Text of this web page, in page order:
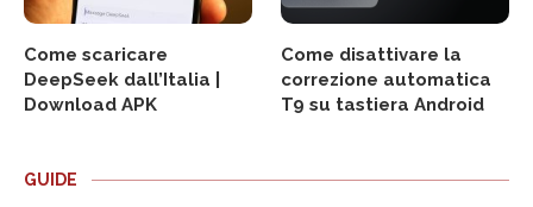
Come scaricare
DeepSeek dall’Italia |
Download APK
Come disattivare la
correzione automatica
T9 su tastiera Android
GUIDE